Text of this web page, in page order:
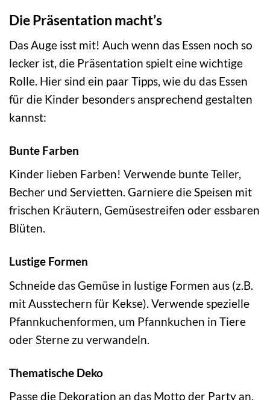
Die Präsentation macht’s
Das Auge isst mit! Auch wenn das Essen noch so
lecker ist, die Präsentation spielt eine wichtige
Rolle. Hier sind ein paar Tipps, wie du das Essen
für die Kinder besonders ansprechend gestalten
kannst:
Bunte Farben
Kinder lieben Farben! Verwende bunte Teller,
Becher und Servietten. Garniere die Speisen mit
frischen Kräutern, Gemüsestreifen oder essbaren
Blüten.
Lustige Formen
Schneide das Gemüse in lustige Formen aus (z.B.
mit Ausstechern für Kekse). Verwende spezielle
Pfannkuchenformen, um Pfannkuchen in Tiere
oder Sterne zu verwandeln.
Thematische Deko
Passe die Dekoration an das Motto der Party an.